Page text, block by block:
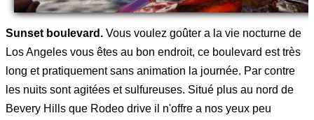
Sunset boulevard. Vous voulez goûter a la vie nocturne de
Los Angeles vous êtes au bon endroit, ce boulevard est très
long et pratiquement sans animation la journée. Par contre
les nuits sont agitées et sulfureuses. Situé plus au nord de
Bevery Hills que Rodeo drive il n'offre a nos yeux peu